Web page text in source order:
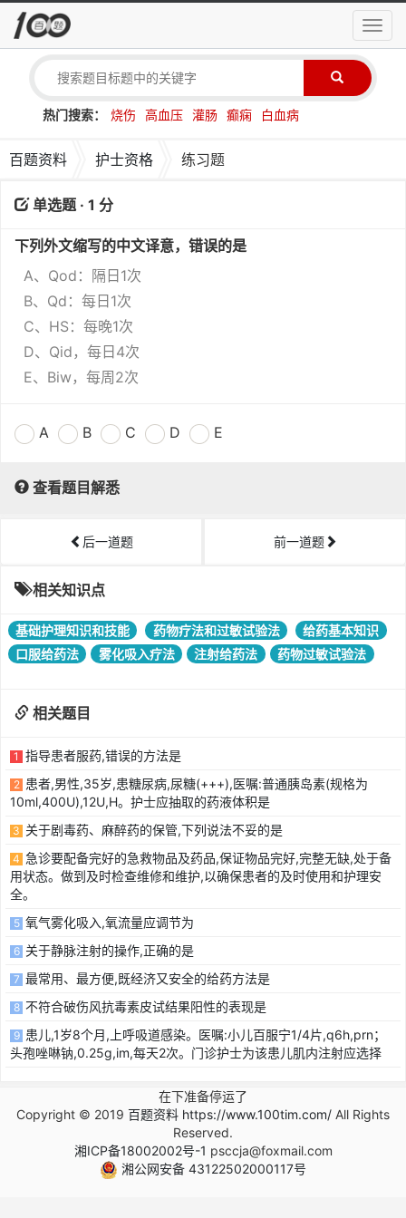
导
航
热门搜索： 烧伤 高血压 灌肠 癫痫 白血病
百题资料 护士资格 练习题
单选题 · 1 分
下列外文缩写的中文译意，错误的是
A、Qod：隔日1次
B、Qd：每日1次
C、HS：每晚1次
D、Qid，每日4次
E、Biw，每周2次
A B C D E
查看题目解悉
后一道题 前一道题
相关知识点
基础护理知识和技能 药物疗法和过敏试验法
给药基本知识
口服给药法
雾化吸入疗法 注射给药法 药物过敏试验法
相关题目
1 指导患者服药,错误的方法是
2 患者,男性,35岁,患糖尿病,尿糖(+++),医嘱:普通胰岛素(规格为
10ml,400U),12U,H。护士应抽取的药液体积是
3 关于剧毒药、麻醉药的保管,下列说法不妥的是
4 急诊要配备完好的急救物品及药品,保证物品完好,完整无缺,处于备
用状态。做到及时检查维修和维护,以确保患者的及时使用和护理安
全。
5 氧气雾化吸入,氧流量应调节为
6 关于静脉注射的操作,正确的是
7 最常用、最方便,既经济又安全的给药方法是
8 不符合破伤风抗毒素皮试结果阳性的表现是
9 患儿,1岁8个月,上呼吸道感染。医嘱:小儿百服宁1/4片,q6h,prn；
头孢唑啉钠,0.25g,im,每天2次。门诊护士为该患儿肌内注射应选择
在下准备停运了
Copyright © 2019 百题资料 https://www.100tim.com/ All Rights
Reserved.
湘ICP备18002002号-1 psccja@foxmail.com
湘公网安备 43122502000117号